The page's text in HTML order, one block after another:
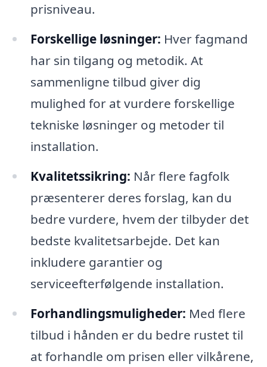
prisniveau.
Forskellige løsninger: Hver fagmand
har sin tilgang og metodik. At
sammenligne tilbud giver dig
mulighed for at vurdere forskellige
tekniske løsninger og metoder til
installation.
Kvalitetssikring: Når flere fagfolk
præsenterer deres forslag, kan du
bedre vurdere, hvem der tilbyder det
bedste kvalitetsarbejde. Det kan
inkludere garantier og
serviceefterfølgende installation.
Forhandlingsmuligheder: Med flere
tilbud i hånden er du bedre rustet til
at forhandle om prisen eller vilkårene,